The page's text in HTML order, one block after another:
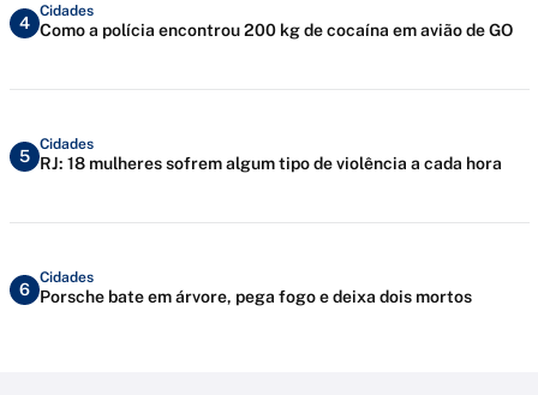
4
Cidades
Como a polícia encontrou 200 kg de cocaína em avião de GO
5
Cidades
RJ: 18 mulheres sofrem algum tipo de violência a cada hora
6
Cidades
Porsche bate em árvore, pega fogo e deixa dois mortos